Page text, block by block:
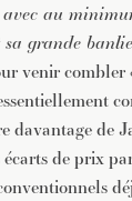
avec au
grande
venir combler
davantage de
de prix